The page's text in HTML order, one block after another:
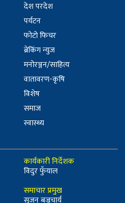
देश परदेश
पर्यटन
फोटो फिचर
ब्रेकिंग न्युज
मनोरञ्जन/साहित्य
वातावरण-कृषि
विशेष
समाज
स्वास्थ्य
कार्यकारी निर्देशक
विदुर फुँयाल
समाचार प्रमुख
सुजन बज्रचार्य